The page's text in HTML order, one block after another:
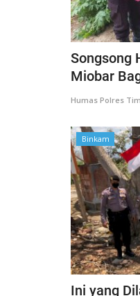
Songsong
Miobar
Humas Polres
Binkam
Ini yang